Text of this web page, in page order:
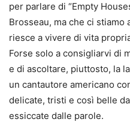
per parlare di “Empty
Brosseau, ma che ci stiamo
riesce a vivere di vita
Forse solo a consigliarvi di
e di ascoltare, piuttosto, la
un cantautore americano
delicate, tristi e così belle
essiccate dalle parole.